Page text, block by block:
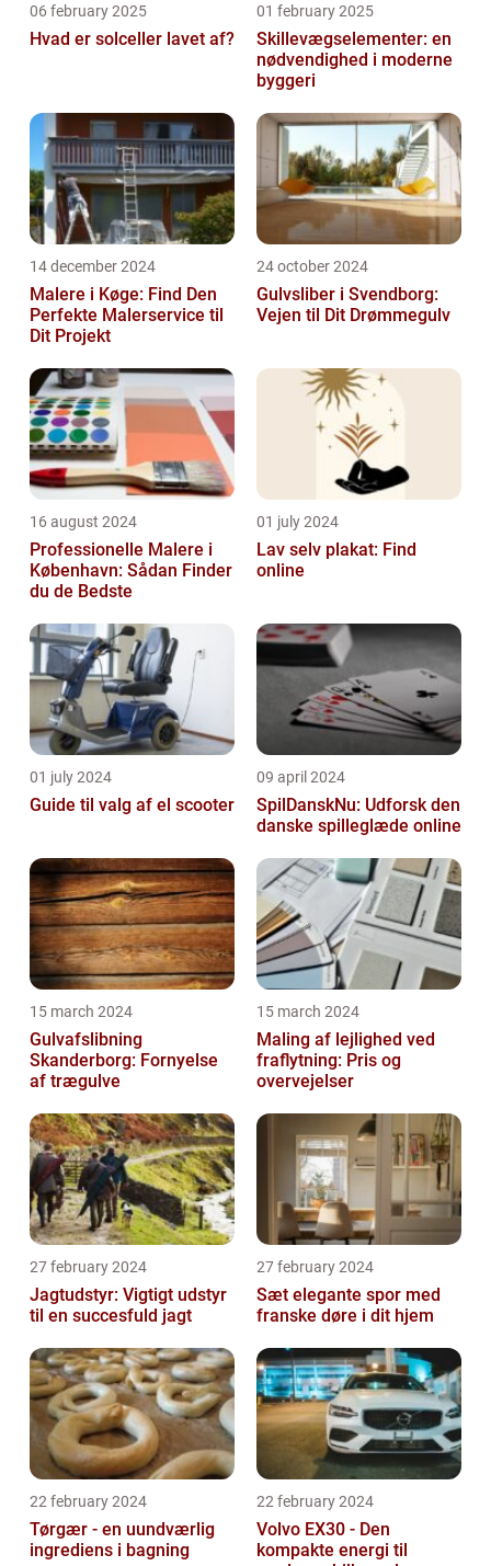
06 february 2025
Hvad er solceller lavet af?
01 february 2025
Skillevægselementer: en
nødvendighed i moderne
byggeri
14 december 2024
Malere i Køge: Find Den
Perfekte Malerservice til
Dit Projekt
24 october 2024
Gulvsliber i Svendborg:
Vejen til Dit Drømmegulv
16 august 2024
Professionelle Malere i
København: Sådan Finder
du de Bedste
01 july 2024
Lav selv plakat: Find
online
01 july 2024
Guide til valg af el scooter
09 april 2024
SpilDanskNu: Udforsk den
danske spilleglæde online
15 march 2024
Gulvafslibning
Skanderborg: Fornyelse
af trægulve
15 march 2024
Maling af lejlighed ved
fraflytning: Pris og
overvejelser
27 february 2024
Jagtudstyr: Vigtigt udstyr
til en succesfuld jagt
27 february 2024
Sæt elegante spor med
franske døre i dit hjem
22 february 2024
Tørgær - en uundværlig
ingrediens i bagning
22 february 2024
Volvo EX30 - Den
kompakte energi til